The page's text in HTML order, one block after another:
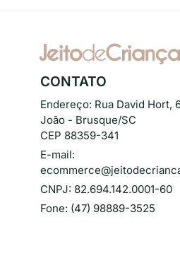
CONTATO
Endereço: Rua David Hort,
João - Brusque/SC
CEP 88359-341
E-mail:
CNPJ: 82.694.142.0001-60
Fone: (47) 98889-3525